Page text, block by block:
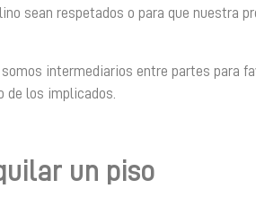
sean respetados o para que nuestra
intermediarios entre partes para
de los implicados.
un piso